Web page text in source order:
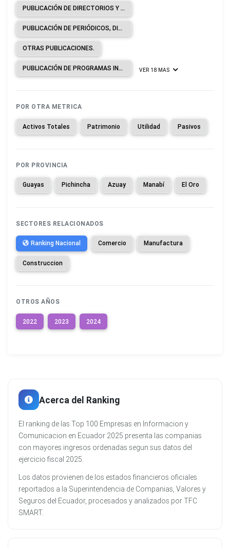
PUBLICACIÓN DE DIRECTORIOS Y DE LISTAS DE CORREO.
PUBLICACIÓN DE PERIÓDICOS, DIARIOS Y REVISTAS.
OTRAS PUBLICACIONES.
PUBLICACIÓN DE PROGRAMAS INFORMÁTICOS. VER 18 MAS
POR OTRA METRICA
Activos Totales Patrimonio Utilidad Pasivos
POR PROVINCIA
Guayas Pichincha Azuay Manabí El Oro
SECTORES RELACIONADOS
Ranking Nacional Comercio Manufactura
Construccion
OTROS AÑOS
2022 2023 2024
Acerca del Ranking
El ranking de las Top 100 Empresas en Informacion y
Comunicacion en Ecuador 2025 presenta las companias
con mayores ingresos ordenadas segun sus datos del
ejercicio fiscal 2025.
Los datos provienen de los estados financieros oficiales
reportados a la Superintendencia de Companias, Valores y
Seguros del Ecuador, procesados y analizados por TFC
SMART.